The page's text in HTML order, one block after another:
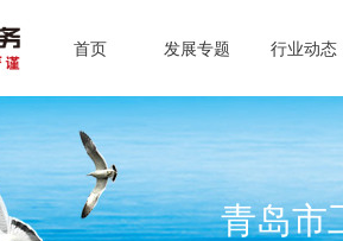
首页 发展专题 行业动态
青岛市